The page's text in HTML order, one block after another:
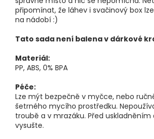
připomínat, že láhev i svačinový box
na nádobí :)
Tato sada není balena v dárkové
Materiál:
PP, ABS, 0% BPA
Péče:
Lze mýt bezpečně v myčce, nebo
šetrného mycího prostředku.
troubě a v mrazáku. Před uskladněním
vysušte.